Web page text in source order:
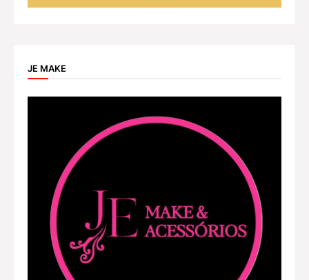
JE MAKE